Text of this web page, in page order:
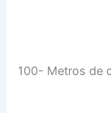
100- Metros de